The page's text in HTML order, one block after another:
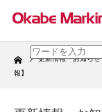
Home 更新情報・お知らせ
報】